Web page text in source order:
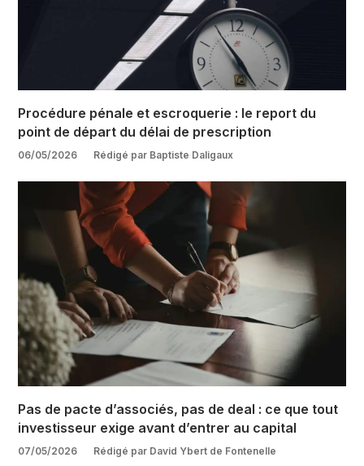
Pas de pacte d’associés, pas de deal : ce que tout
investisseur exige avant d’entrer au capital
07/05/2026 Rédigé par David Ybert de Fontenelle
Procédure pénale et escroquerie : le report du
point de départ du délai de prescription
06/05/2026 Rédigé par Baptiste Daligaux